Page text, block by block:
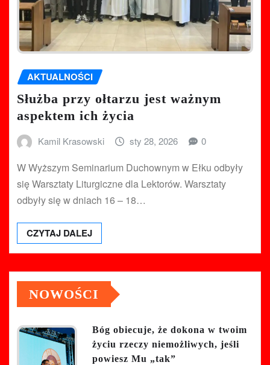
AKTUALNOŚCI
Służba przy ołtarzu jest ważnym
aspektem ich życia
Kamil Krasowski sty 28, 2026 0
W Wyższym Seminarium Duchownym w Ełku odbyły
się Warsztaty Liturgiczne dla Lektorów. Warsztaty
odbyły się w dniach 16 – 18…
CZYTAJ DALEJ
NOWOŚCI
Bóg obiecuje, że dokona w twoim
życiu rzeczy niemożliwych, jeśli
powiesz Mu „tak”